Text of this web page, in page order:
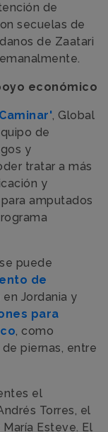
de
secuelas de
de Zaatari
económico
, Global
de
y
tratar a más
y
amputados
puede
de
Jordania y
para
, como
piernas, entre
el
Torres, el
Esteve. El